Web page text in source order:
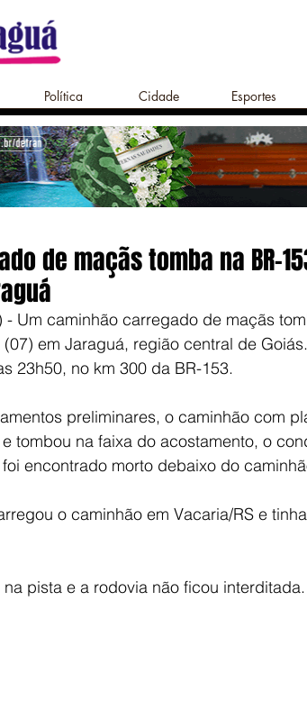
Política Cidade Esportes
de maçãs tomba na BR-
- Um caminhão carregado de maçãs
em Jaraguá, região central de
23h50, no km 300 da BR-153.
preliminares, o caminhão com
tombou na faixa do acostamento, o
encontrado morto debaixo do
o caminhão em Vacaria/RS e
pista e a rodovia não ficou interditada.